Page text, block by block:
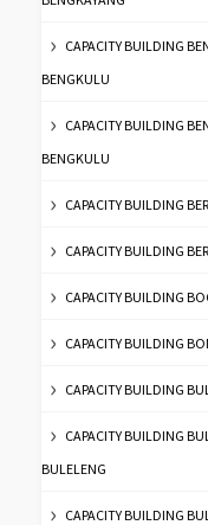
CAPACITY BUILDING
BENGKULU
CAPACITY BUILDING
BENGKULU
CAPACITY BUILDING
CAPACITY BUILDING
CAPACITY BUILDING
CAPACITY BUILDING
CAPACITY BUILDING
CAPACITY BUILDING
BULELENG
CAPACITY BUILDING